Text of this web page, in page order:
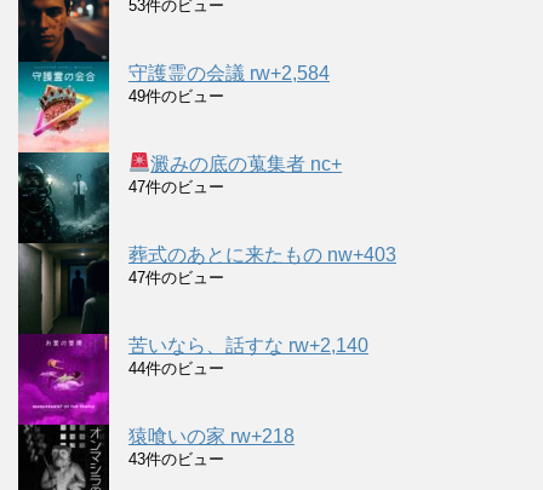
53件のビュー
守護霊の会議 rw+2,584
49件のビュー
澱みの底の蒐集者 nc+
47件のビュー
葬式のあとに来たもの nw+403
47件のビュー
苦いなら、話すな rw+2,140
44件のビュー
猿喰いの家 rw+218
43件のビュー